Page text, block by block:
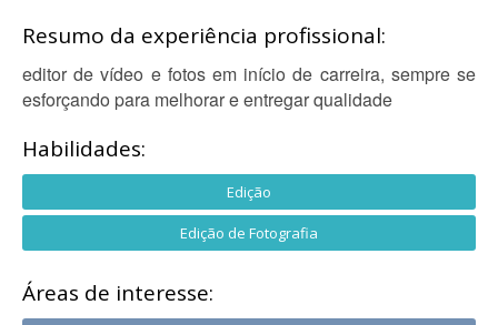
Resumo da experiência profissional:
editor de vídeo e fotos em início de carreira, sempre se
esforçando para melhorar e entregar qualidade
Habilidades:
Edição
Edição de Fotografia
Áreas de interesse: